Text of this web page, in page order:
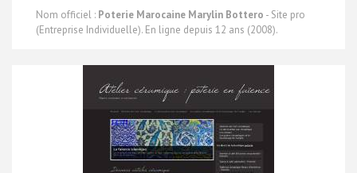
Nom officiel : Poterie Marocaine Marylin Bottero - Site pro
(Entreprise Individuelle). En ligne depuis 12 ans (2008).